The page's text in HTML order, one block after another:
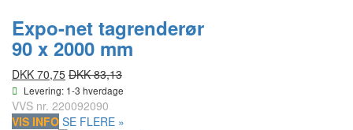
Expo-net tagrenderør
90 x 2000 mm
DKK 70,75 DKK 83,13
Levering: 1-3 hverdage
VVS nr. 220092090
VIS INFO SE FLERE »